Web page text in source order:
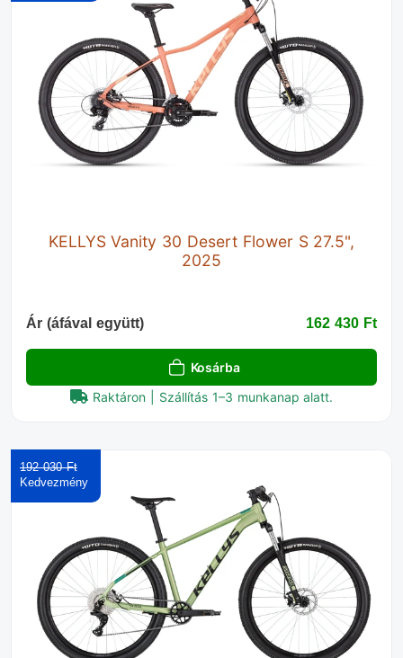
KELLYS Vanity 30 Desert Flower S 27.5",
2025
Ár (áfával együtt) 162 430 Ft‎
Kosárba
Raktáron | Szállítás 1–3 munkanap alatt.
192 030 Ft‎